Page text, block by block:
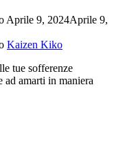
Aprile 9, 2024Aprile 9,
Kaizen Kiko
tue sofferenze
ad amarti in maniera